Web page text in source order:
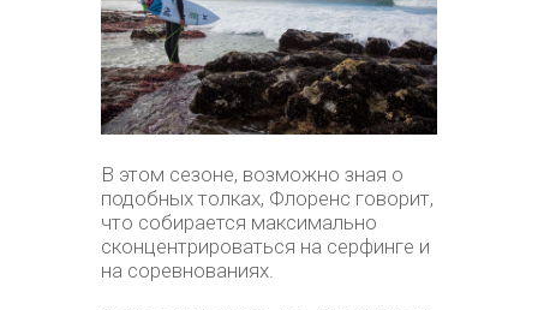
В этом сезоне, возможно зная о
подобных толках, Флоренс говорит,
что собирается максимально
сконцентрироваться на серфинге и
на соревнованиях.